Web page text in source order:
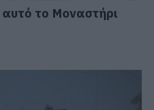
το Μοναστήρι